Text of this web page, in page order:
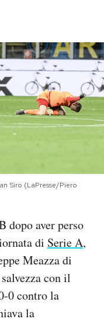
calcio 2026
Siro (LaPresse/Piero
dopo aver perso
di Serie A,
Meazza di
con il
0 contro la
la